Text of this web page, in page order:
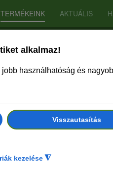
TERMÉKEINK AKTUÁLIS